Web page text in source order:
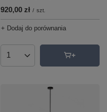
920,00 zł / szt.
+ Dodaj do porównania
Ilość produktów